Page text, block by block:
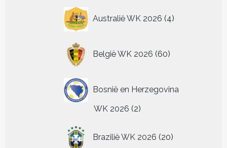
Australië WK 2026 4
producten
België WK 2026 60
producten
Bosnië en Herzegovina
WK 2026 22
Brazilië WK 2026 20
producten